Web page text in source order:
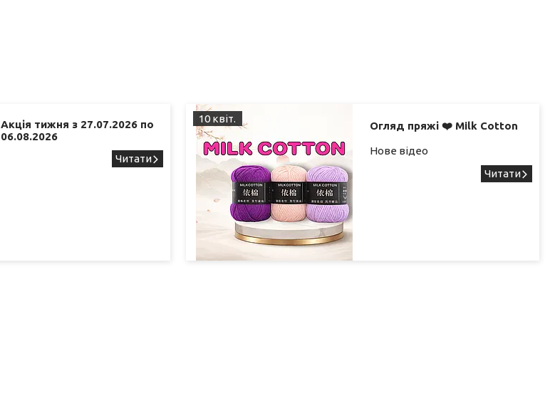
Акція тижня з 27.07.2026 по
06.08.2026
10 квіт.
Огляд пряжі ❤️ Milk Cotton
Нове відео